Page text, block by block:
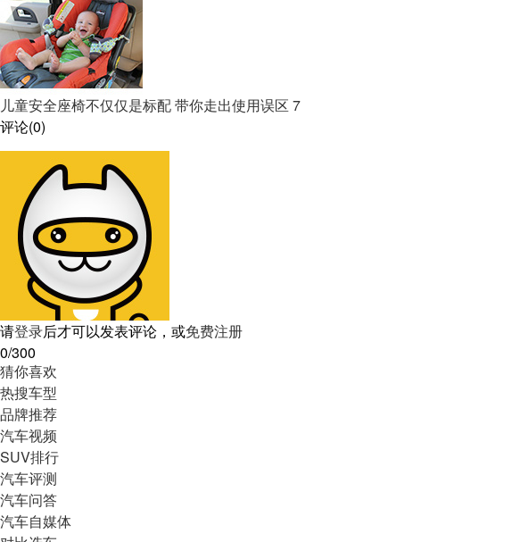
儿童安全座椅不仅仅是标配 带你走出使用误区 7
评论(0)
请登录后才可以发表评论，或免费注册
0/300
猜你喜欢
热搜车型
品牌推荐
汽车视频
SUV排行
汽车评测
汽车问答
汽车自媒体